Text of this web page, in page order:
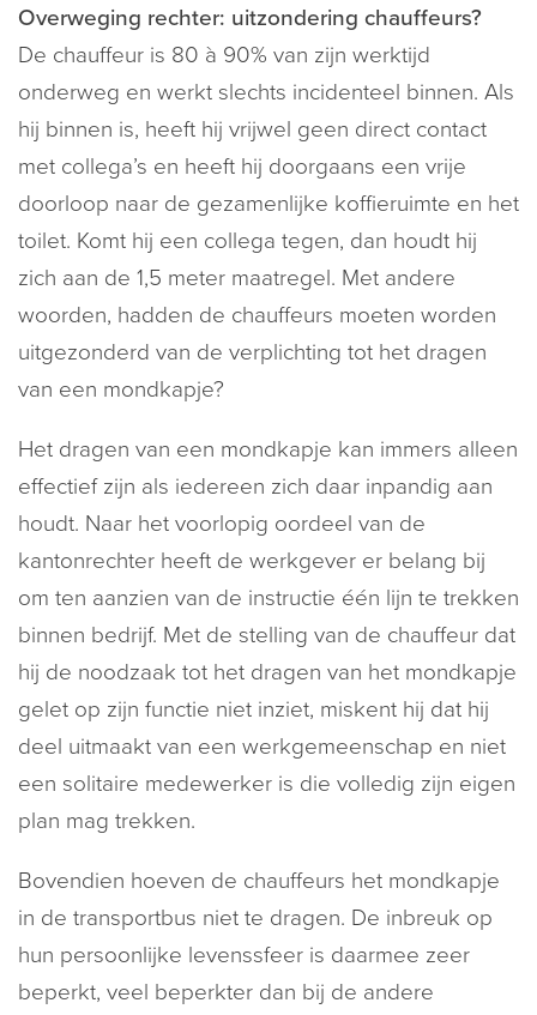
Overweging rechter: uitzondering chauffeurs?
De chauffeur is 80 à 90% van zijn werktijd
onderweg en werkt slechts incidenteel binnen. Als
hij binnen is, heeft hij vrijwel geen direct contact
met collega’s en heeft hij doorgaans een vrije
doorloop naar de gezamenlijke koffieruimte en het
toilet. Komt hij een collega tegen, dan houdt hij
zich aan de 1,5 meter maatregel. Met andere
woorden, hadden de chauffeurs moeten worden
uitgezonderd van de verplichting tot het dragen
van een mondkapje?
Het dragen van een mondkapje kan immers alleen
effectief zijn als iedereen zich daar inpandig aan
houdt. Naar het voorlopig oordeel van de
kantonrechter heeft de werkgever er belang bij
om ten aanzien van de instructie één lijn te trekken
binnen bedrijf. Met de stelling van de chauffeur dat
hij de noodzaak tot het dragen van het mondkapje
gelet op zijn functie niet inziet, miskent hij dat hij
deel uitmaakt van een werkgemeenschap en niet
een solitaire medewerker is die volledig zijn eigen
plan mag trekken.
Bovendien hoeven de chauffeurs het mondkapje
in de transportbus niet te dragen. De inbreuk op
hun persoonlijke levenssfeer is daarmee zeer
beperkt, veel beperkter dan bij de andere